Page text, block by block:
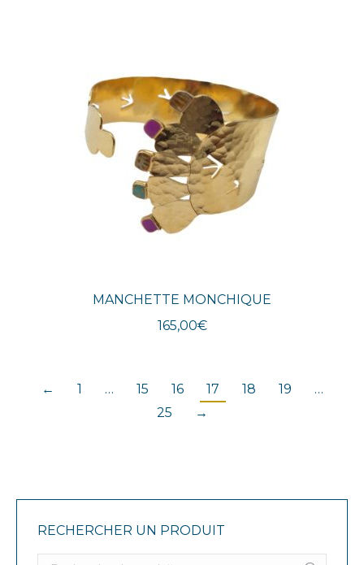
MANCHETTE MONCHIQUE
165,00€
← 1 … 15 16 17 18 19
…
25
→
RECHERCHER UN PRODUIT